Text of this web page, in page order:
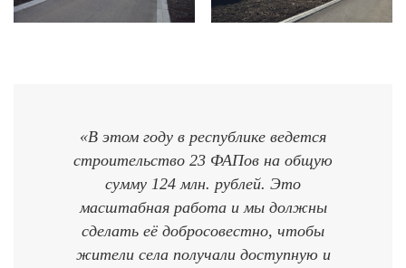
«В этом году в республике ведется
строительство 23 ФАПов на общую
сумму 124 млн. рублей. Это
масштабная работа и мы должны
сделать её добросовестно, чтобы
жители села получали доступную и